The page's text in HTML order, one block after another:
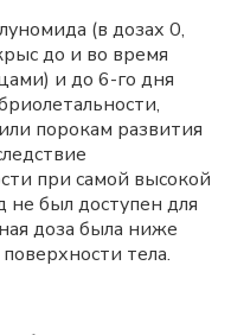
(в дозах 0,
до и во время
и до 6-го дня
порокам развития
при самой высокой
не был доступен для
доза была ниже
тела.